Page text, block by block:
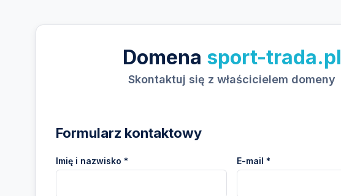
Domena sport-trada.pl
Skontaktuj się z właścicielem domeny
Formularz kontaktowy
Imię i nazwisko * E-mail *